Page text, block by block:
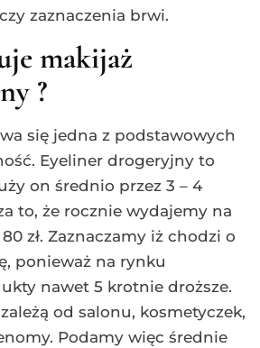
zaznaczenia brwi.
makijaż
?
się jedna z podstawowych
Eyeliner drogeryjny to
on średnio przez 3 – 4
to, że rocznie wydajemy na
zł. Zaznaczamy iż chodzi o
ponieważ na rynku
nawet 5 krotnie droższe.
od salonu, kosmetyczek,
Podamy więc średnie